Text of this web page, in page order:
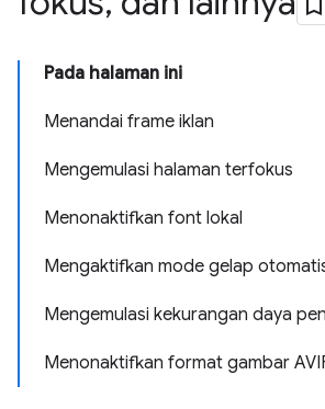
Pada halaman ini
Menandai frame iklan
Mengemulasi halaman terfokus
Menonaktifkan font lokal
Mengaktifkan mode gelap
Mengemulasi kekurangan daya
Menonaktifkan format gambar